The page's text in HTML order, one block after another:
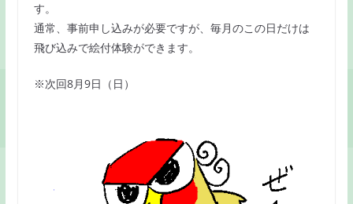
す。
通常、事前申し込みが必要ですが、毎月のこの日だけは
飛び込みで絵付体験ができます。
※次回8月9日（日）